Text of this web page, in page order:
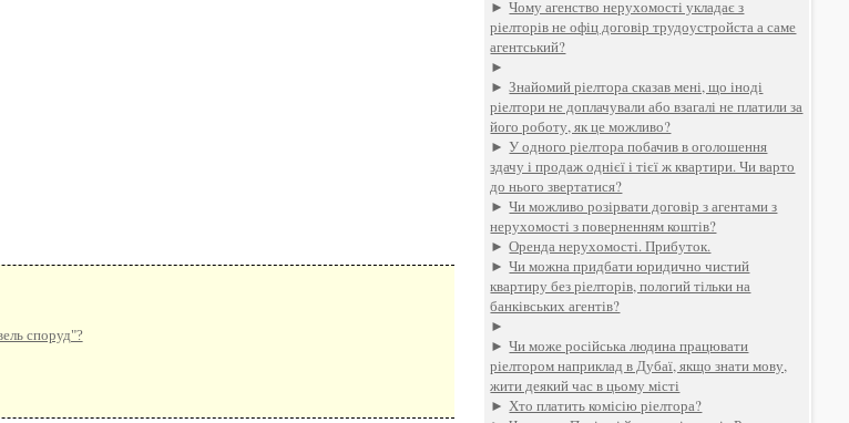
споруд"?
►Чому агенство нерухомості укладає з
ріелторів не офіц договір трудоустройста а саме
агентський?
►
►Знайомий ріелтора сказав мені, що іноді
ріелтори не доплачували або взагалі не платили за
його роботу, як це можливо?
►У одного ріелтора побачив в оголошення
здачу і продаж однієї і тієї ж квартири. Чи варто
до нього звертатися?
►Чи можливо розірвати договір з агентами з
нерухомості з поверненням коштів?
►Оренда нерухомості. Прибуток.
►Чи можна придбати юридично чистий
квартиру без ріелторів, пологий тільки на
банківських агентів?
►
►Чи може російська людина працювати
ріелтором наприклад в Дубаї, якщо знати мову,
жити деякий час в цьому місті
►Хто платить комісію ріелтора?